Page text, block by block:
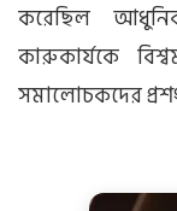
করেছিল
কারুকার্যকে
সমালোচকদের